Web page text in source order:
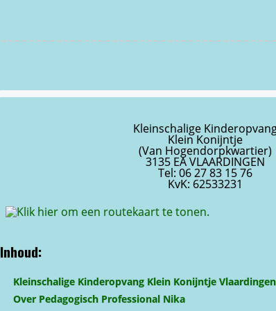
Kleinschalige
Klein Konijntje
(Van Hogendorpkwartier)
3135 EA VLAARDINGEN
Tel: 06 27 83 15 76
KvK: 62533231
Inhoud:
Kleinschalige Kinderopvang Klein Konijntje Vlaardingen
Over Pedagogisch Professional Nika